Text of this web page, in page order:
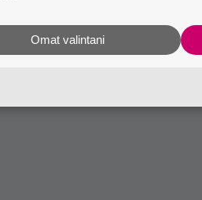
Omat valintani